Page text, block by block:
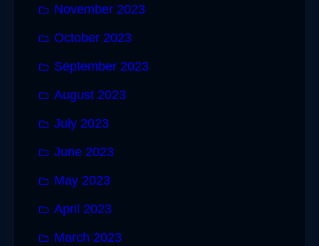
November 2023
October 2023
September 2023
August 2023
July 2023
June 2023
May 2023
April 2023
March 2023